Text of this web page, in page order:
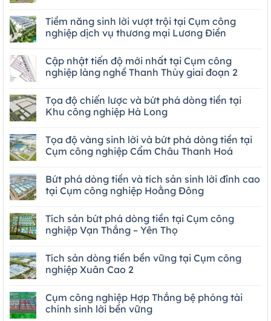
Tiềm năng sinh lời vượt trội tại Cụm công
nghiệp dịch vụ thương mại Lương Điền
Cập nhật tiến độ mới nhất tại Cụm công
nghiệp làng nghề Thanh Thùy giai đoạn 2
Tọa độ chiến lược và bứt phá dòng tiền tại
Khu công nghiệp Hà Long
Tọa độ vàng sinh lời và bứt phá dòng tiền tại
Cụm công nghiệp Cẩm Châu Thanh Hoá
Bứt phá dòng tiền và tích sản sinh lời đỉnh cao
tại Cụm công nghiệp Hoằng Đông
Tích sản bứt phá dòng tiền tại Cụm công
nghiệp Vạn Thắng – Yên Thọ
Tích sản dòng tiền bền vững tại Cụm công
nghiệp Xuân Cao 2
Cụm công nghiệp Hợp Thắng bệ phóng tài
chính sinh lời bền vững